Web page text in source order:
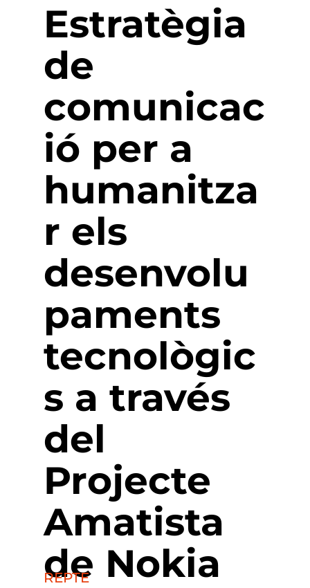
Estratègia
de
comunicac
ió per a
humanitza
r els
desenvolu
paments
tecnològic
s a través
del
Projecte
Amatista
de Nokia
REPTE